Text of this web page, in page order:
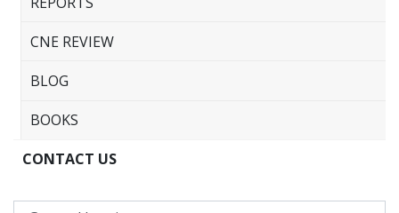
CNE REVIEW
BLOG
BOOKS
CONTACT US